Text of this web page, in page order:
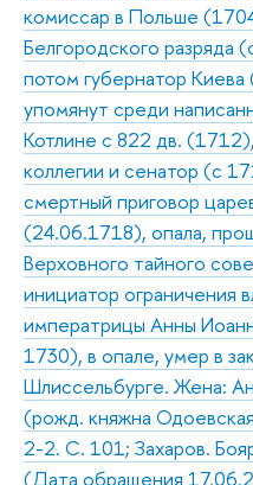
комиссар в Польше
Белгородского разряда
потом губернатор
упомянут среди
Котлине с 822 дв.
коллегии и сенатор (с
смертный приговор
(24.06.1718), опала,
Верховного тайного
инициатор ограничения
императрицы Анны
1730), в опале, умер в
Шлиссельбурге. Жена:
(рожд. княжна
2-2. С. 101; Захаров.
(Дата обращения